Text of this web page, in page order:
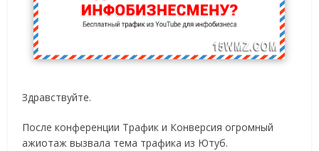
Здравствуйте.
После конференции Трафик и Конверсия огромный
ажиотаж вызвала тема трафика из Ютуб.